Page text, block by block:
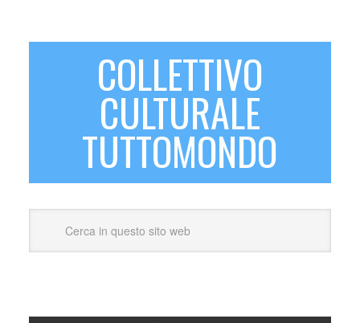
COLLETTIVO
CULTURALE
TUTTOMONDO